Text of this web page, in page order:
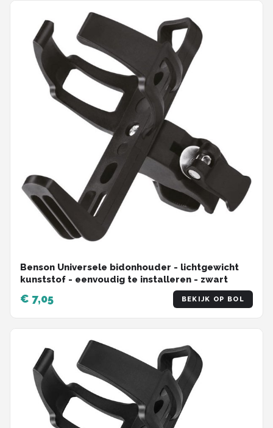
Benson Universele bidonhouder - lichtgewicht
kunststof - eenvoudig te installeren - zwart
€ 7,05 BEKIJK OP BOL